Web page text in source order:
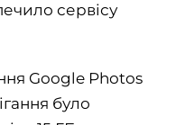
сервісу
Google Photos
було